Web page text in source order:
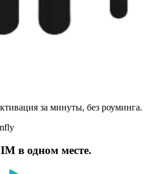
за минуты, без роуминга.
в одном месте.